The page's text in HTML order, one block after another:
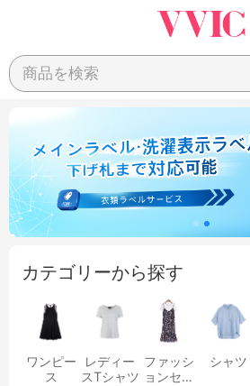
商品を検索
カテゴリーから探す
ワンピー
ス
レディー
スTシャツ
ファッシ
ョンセッ
シャツ